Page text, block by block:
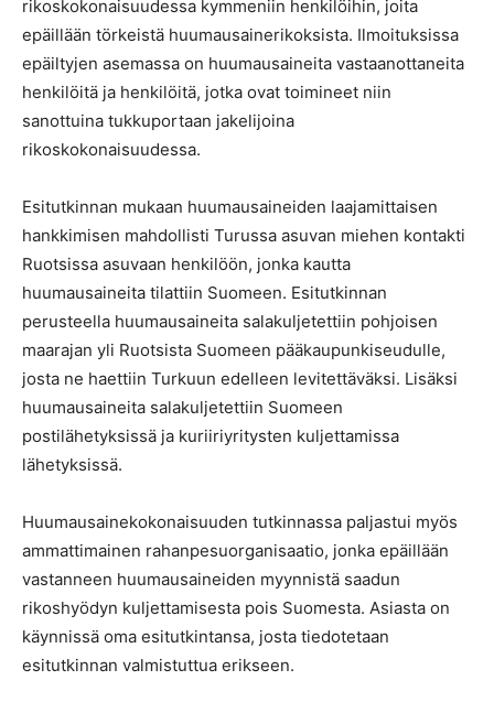
rikoskokonaisuudessa kymmeniin henkilöihin, joita
epäillään törkeistä huumausainerikoksista. Ilmoituksissa
epäiltyjen asemassa on huumausaineita vastaanottaneita
henkilöitä ja henkilöitä, jotka ovat toimineet niin
sanottuina tukkuportaan jakelijoina
rikoskokonaisuudessa.
Esitutkinnan mukaan huumausaineiden laajamittaisen
hankkimisen mahdollisti Turussa asuvan miehen kontakti
Ruotsissa asuvaan henkilöön, jonka kautta
huumausaineita tilattiin Suomeen. Esitutkinnan
perusteella huumausaineita salakuljetettiin pohjoisen
maarajan yli Ruotsista Suomeen pääkaupunkiseudulle,
josta ne haettiin Turkuun edelleen levitettäväksi. Lisäksi
huumausaineita salakuljetettiin Suomeen
postilähetyksissä ja kuriiriyritysten kuljettamissa
lähetyksissä.
Huumausainekokonaisuuden tutkinnassa paljastui myös
ammattimainen rahanpesuorganisaatio, jonka epäillään
vastanneen huumausaineiden myynnistä saadun
rikoshyödyn kuljettamisesta pois Suomesta. Asiasta on
käynnissä oma esitutkintansa, josta tiedotetaan
esitutkinnan valmistuttua erikseen.